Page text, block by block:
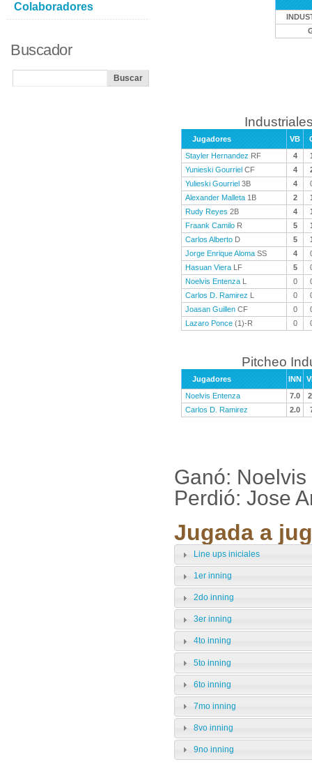
Jugadores VB
Stayler Hernandez RF 4
Yunieski Gourriel CF 4
Yulieski Gourriel 3B 4
Alexander Malleta 1B 2
Rudy Reyes 2B 4
Fraank Camilo R 5
Carlos Alberto D 5
Jorge Enrique Aloma SS 4
Hasuan Viera LF 5
Noelvis Entenza L 0
Carlos D. Ramirez L 0
Joasan Guillen CF 0
Lazaro Ponce (1)-R 0
Pitcheo
Jugadores INN
Noelvis Entenza
7.0
Carlos D. Ramirez
2.0
Ganó:
Perdió: Jose
Jugada a
Line ups iniciales
1er inning
2do inning
3er inning
4to inning
5to inning
6to inning
7mo inning
8vo inning
9no inning
Colaboradores
Buscador